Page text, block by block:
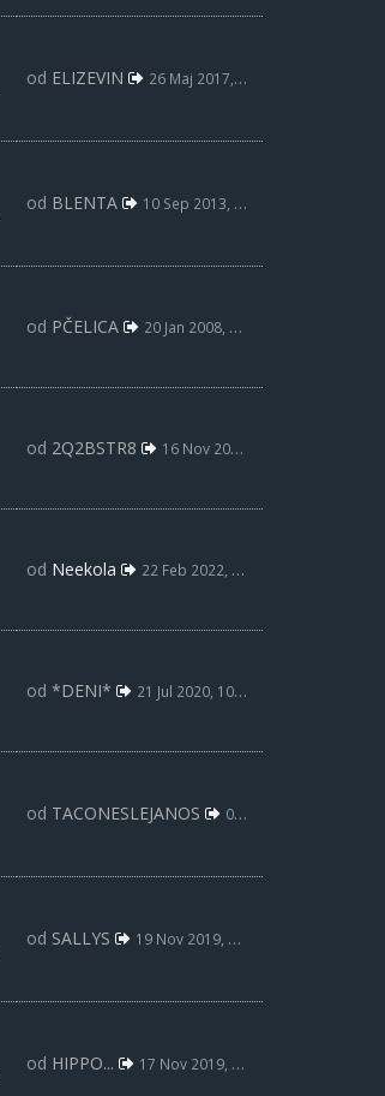
od ELIZEVIN 26 Maj 2017, 21:05
od BLENTA 10 Sep 2013, 13:53
od PČELICA 20 Jan 2008, 14:10
od 2Q2BSTR8 16 Nov 2006, 01:06
od Neekola 22 Feb 2022, 21:16
od *DENI* 21 Jul 2020, 10:49
od TACONESLEJANOS 02 Jun 2020, 21:48
od SALLYS 19 Nov 2019, 18:20
od HIPPO... 17 Nov 2019, 17:46